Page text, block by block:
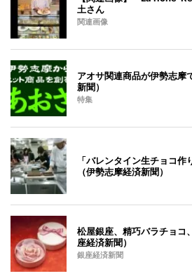
土さん
関連画像
アオサ関連商品が伊勢志摩
新聞）
特集
「バレンタイン生チョコ
（伊勢志摩経済新聞）
松屋銀座、精巧バラチョコ
座経済新聞）
銀座経済新聞